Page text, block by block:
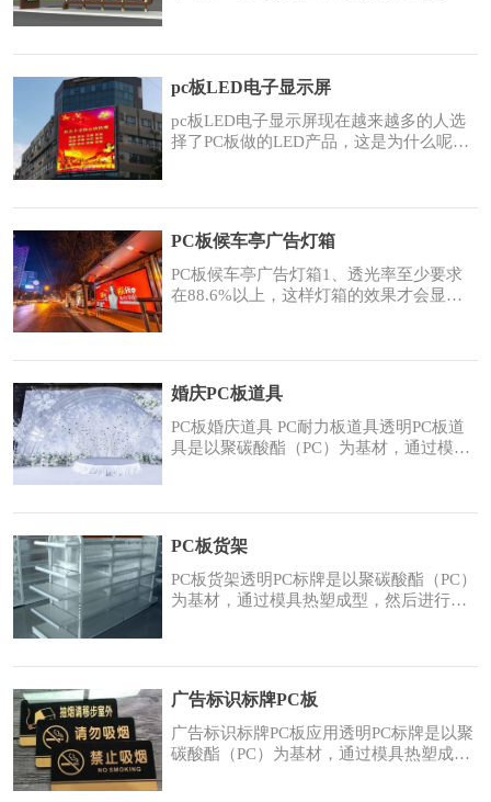
装饰性强，安装方便...顶棚选材，大多会
证是防晒和挡雨，而对于其他选材来说，
PC耐力板的优势是：板材本身原材料性能
具有非常强的
pc板LED电子显示屏
pc板LED电子显示屏现在越来越多的人选
择了PC板做的LED产品，这是为什么呢？
编就给大家分析一下PC板LED电子显示屏
采用的是低压直流供电电压，因此使用上
非常安全。无论老人、小孩都可以安全使
用而不会引起安全隐患
PC板候车亭广告灯箱
PC板候车亭广告灯箱1、透光率至少要求
在88.6%以上，这样灯箱的效果才会显示
箱里面的效果才会更加真实，不扭曲，不
箱的面积大小对PC耐力板的厚度也有一定
要求：如广告灯箱的平面面积很大，这对
PC板的厚度是
婚庆PC板道具
PC板婚庆道具 PC耐力板道具透明PC板道
具是以聚碳酸酯（PC）为基材，通过模具
PC材料具有较好的透明性、耐磨性、耐蚀
具具有耐撞击、打不破，强度超过强化玻
璃、压克力板数百倍，坚韧安全、防盗、
防弹效果最佳的
PC板货架
PC板货架透明PC标牌是以聚碳酸酯（PC）
为基材，通过模具热塑成型，然后进行后
性、耐磨性、耐蚀性，从而提升了产品的
度超过强化玻璃、压克力板数百倍，坚韧
安全、防盗、防弹效果最佳的性能，被广
泛应用于展架
广告标识标牌PC板
广告标识标牌PC板应用透明PC标牌是以聚
碳酸酯（PC）为基材，通过模具热塑成